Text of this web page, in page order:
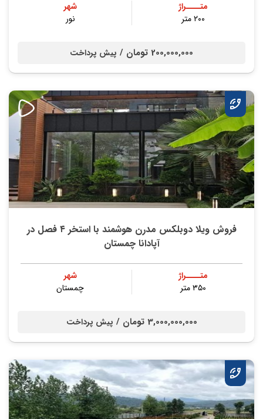
متــــراژ
۲۰۰ متر
شهر
نور
200,000,000 تومان / پیش پرداخت
فروش ویلا دوبلکس مدرن هوشمند با استخر ۴ فصل در
آپادانا چمستان
متــــراژ
۳۵۰ متر
شهر
چمستان
3,000,000,000 تومان / پیش پرداخت